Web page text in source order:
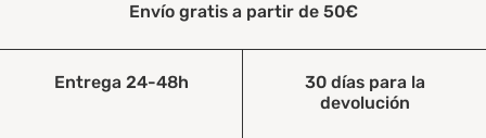
Envío gratis a partir de 50€
Entrega 24-48h
30 días para la
devolución